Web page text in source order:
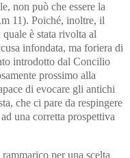
non può che essere la
11). Poiché, inoltre, il
è stata rivolta al
infondata, ma foriera di
introdotto dal Concilio
prossimo alla
di evocare gli antichi
che ci pare da respingere
una corretta prospettiva
per una scelta